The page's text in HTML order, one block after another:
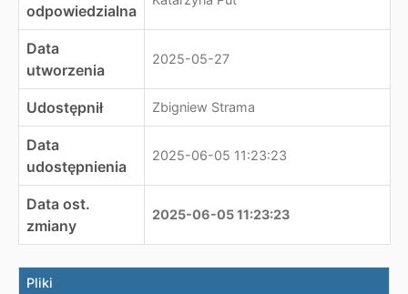
odpowiedzialna
Data
utworzenia
2025-05-27
Udostępnił Zbigniew Strama
Data
udostępnienia
2025-06-05 11:23:23
Data ost.
zmiany
2025-06-05 11:23:23
Pliki